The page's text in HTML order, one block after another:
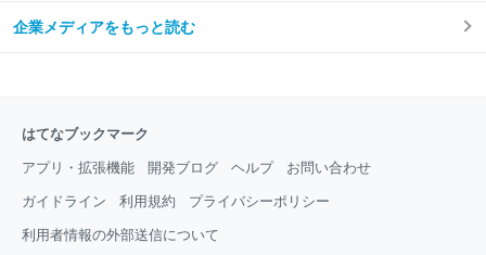
企業メディアをもっと読む
はてなブックマーク
アプリ・拡張機能 開発ブログ ヘルプ お問い合わせ
ガイドライン 利用規約 プライバシーポリシー
利用者情報の外部送信について